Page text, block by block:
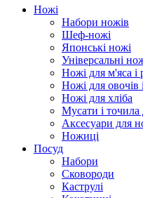
Ножі
Набори ножів
Шеф-ножі
Японські ножі
Універсальні
Ножі для м'яса і
Ножі для овочів
Ножі для хліба
Мусати і точила
Аксесуари для
Ножиці
Посуд
Набори
Сковороди
Каструлі